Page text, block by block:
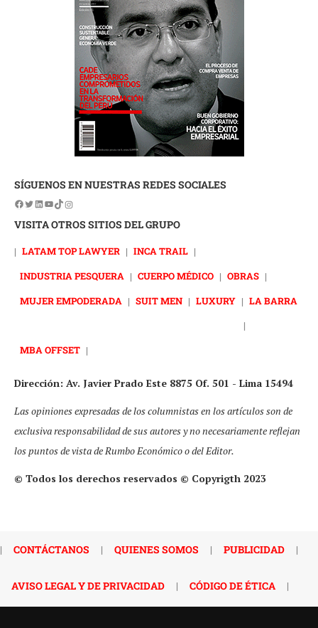
SÍGUENOS EN NUESTRAS REDES SOCIALES
VISITA OTROS SITIOS DEL GRUPO
| LATAM TOP LAWYER | INCA TRAIL |
INDUSTRIA PESQUERA | CUERPO MÉDICO | OBRAS |
MUJER EMPODERADA | SUIT MEN | LUXURY | LA BARRA
|
MBA OFFSET |
Dirección: Av. Javier Prado Este 8875 Of. 501 - Lima 15494
Las opiniones expresadas de los columnistas en los artículos son de
exclusiva responsabilidad de sus autores y no necesariamente reflejan
los puntos de vista de Rumbo Económico o del Editor.
© Todos los derechos reservados © Copyrigth 2023
| CONTÁCTANOS | QUIENES SOMOS | PUBLICIDAD |
AVISO LEGAL Y DE PRIVACIDAD | CÓDIGO DE ÉTICA |